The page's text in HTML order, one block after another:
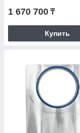
1 670 700 ₸
Купить